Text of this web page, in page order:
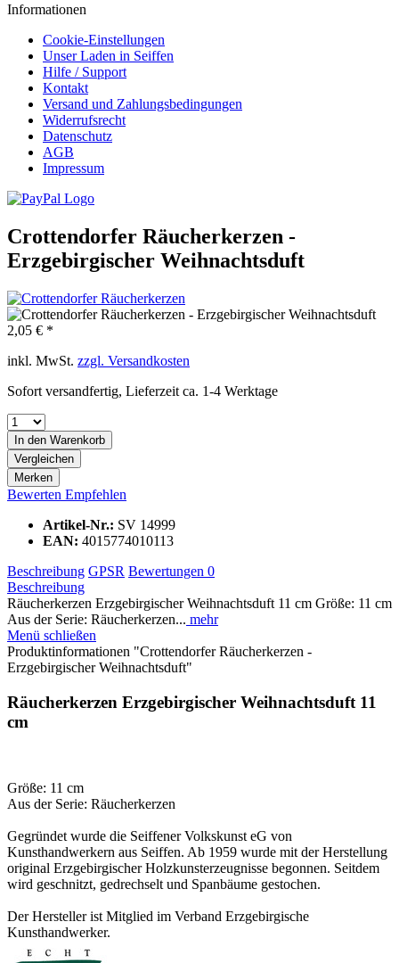
Informationen
Cookie-Einstellungen
Unser Laden in Seiffen
Hilfe / Support
Kontakt
Versand und Zahlungsbedingungen
Widerrufsrecht
Datenschutz
AGB
Impressum
Crottendorfer Räucherkerzen -
Erzgebirgischer Weihnachtsduft
2,05 € *
inkl. MwSt. zzgl. Versandkosten
Sofort versandfertig, Lieferzeit ca. 1-4 Werktage
In den Warenkorb
Vergleichen
Merken
Bewerten Empfehlen
Artikel-Nr.: SV 14999
EAN: 4015774010113
Beschreibung GPSR Bewertungen 0
Beschreibung
Räucherkerzen Erzgebirgischer Weihnachtsduft 11 cm Größe: 11 cm
Aus der Serie: Räucherkerzen... mehr
Menü schließen
Produktinformationen "Crottendorfer Räucherkerzen -
Erzgebirgischer Weihnachtsduft"
Räucherkerzen Erzgebirgischer Weihnachtsduft 11
cm
Größe: 11 cm
Aus der Serie: Räucherkerzen
Gegründet wurde die Seiffener Volkskunst eG von
Kunsthandwerkern aus Seiffen. Ab 1959 wurde mit der Herstellung
original Erzgebirgischer Holzkunsterzeugnisse begonnen. Seitdem
wird geschnitzt, gedrechselt und Spanbäume gestochen.
Der Hersteller ist Mitglied im Verband Erzgebirgische
Kunsthandwerker.